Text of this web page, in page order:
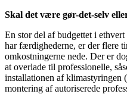
Skal det være gør-det-selv
En stor del af budgettet i
har færdighederne, er der flere
omkostningerne nede. Der er
at overlade til professionelle,
installationen af klimastyringen
montering af autoriserede